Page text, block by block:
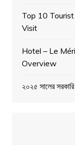
Top 10
Visit
Hotel – Le
Overview
২০২৫ সালের সরকারি